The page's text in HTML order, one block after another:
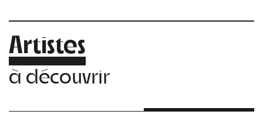
Artistes
à découvrir